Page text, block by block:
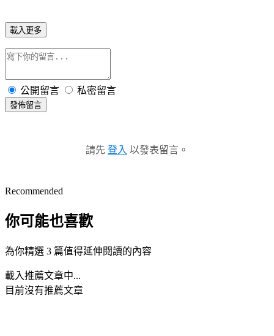
載入更多
公開留言 私密留言
發佈留言
請先 登入 以發表留言。
Recommended
你可能也喜歡
為你精選 3 篇值得延伸閱讀的內容
載入推薦文章中...
目前沒有推薦文章